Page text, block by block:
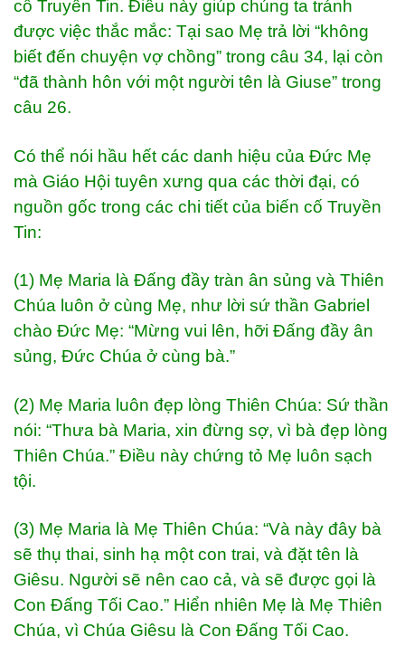
cố Truyền Tin. Điều này giúp chúng ta tránh
được việc thắc mắc: Tại sao Mẹ trả lời “không
biết đến chuyện vợ chồng” trong câu 34, lại còn
“đã thành hôn với một người tên là Giuse” trong
câu 26.
Có thể nói hầu hết các danh hiệu của Đức Mẹ
mà Giáo Hội tuyên xưng qua các thời đại, có
nguồn gốc trong các chi tiết của biến cố Truyền
Tin:
(1) Mẹ Maria là Đấng đầy tràn ân sủng và Thiên
Chúa luôn ở cùng Mẹ, như lời sứ thần Gabriel
chào Đức Mẹ: “Mừng vui lên, hỡi Đấng đầy ân
sủng, Đức Chúa ở cùng bà.”
(2) Mẹ Maria luôn đẹp lòng Thiên Chúa: Sứ thần
nói: “Thưa bà Maria, xin đừng sợ, vì bà đẹp lòng
Thiên Chúa.” Điều này chứng tỏ Mẹ luôn sạch
tội.
(3) Mẹ Maria là Mẹ Thiên Chúa: “Và này đây bà
sẽ thụ thai, sinh hạ một con trai, và đặt tên là
Giêsu. Người sẽ nên cao cả, và sẽ được gọi là
Con Đấng Tối Cao.” Hiển nhiên Mẹ là Mẹ Thiên
Chúa, vì Chúa Giêsu là Con Đấng Tối Cao.